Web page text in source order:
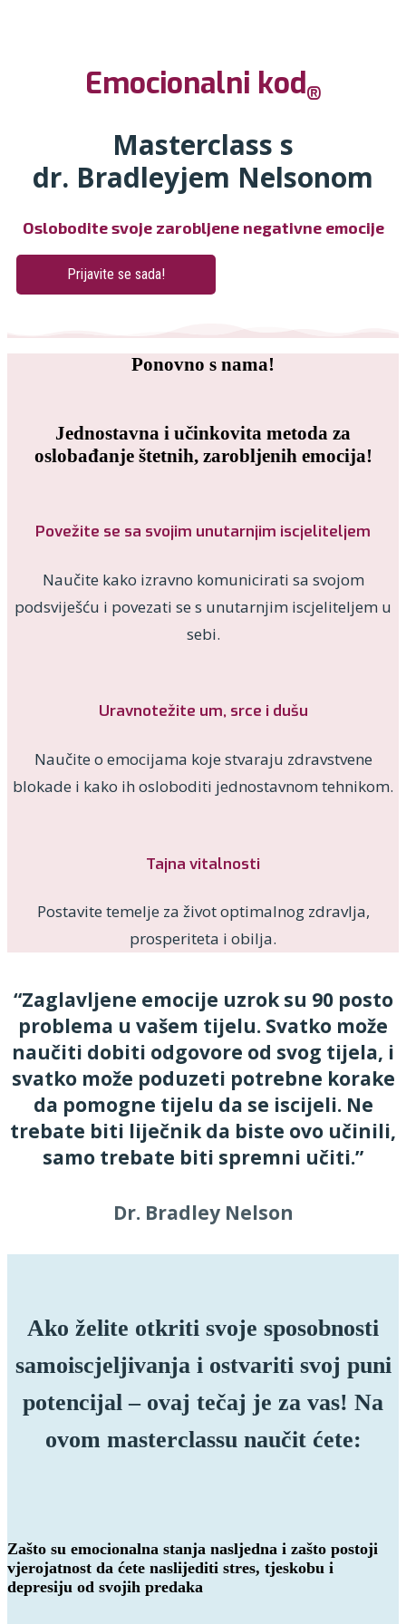
Emocionalni kod®
Masterclass s
dr. Bradleyjem Nelsonom
Oslobodite svoje zarobljene negativne emocije
Prijavite se sada!
Ponovno s nama!
Jednostavna i učinkovita metoda za
oslobađanje štetnih, zarobljenih emocija!
Povežite se sa svojim unutarnjim iscjeliteljem
Naučite kako izravno komunicirati sa svojom
podsviješću i povezati se s unutarnjim iscjeliteljem u
sebi.
Uravnotežite um, srce i dušu
Naučite o emocijama koje stvaraju zdravstvene
blokade i kako ih osloboditi jednostavnom tehnikom.
Tajna vitalnosti
Postavite temelje za život optimalnog zdravlja,
prosperiteta i obilja.
“Zaglavljene emocije uzrok su 90 posto
problema u vašem tijelu. Svatko može
naučiti dobiti odgovore od svog tijela, i
svatko može poduzeti potrebne korake
da pomogne tijelu da se iscijeli. Ne
trebate biti liječnik da biste ovo učinili,
samo trebate biti spremni učiti.”
Dr. Bradley Nelson
Ako želite otkriti svoje sposobnosti
samoiscjeljivanja i ostvariti svoj puni
potencijal – ovaj tečaj je za vas! Na
ovom masterclassu naučit ćete:
Zašto su emocionalna stanja nasljedna i zašto postoji
vjerojatnost da ćete naslijediti stres, tjeskobu i
depresiju od svojih predaka​